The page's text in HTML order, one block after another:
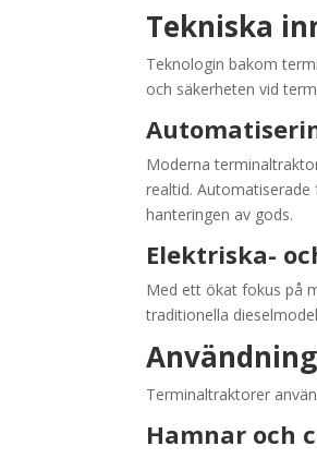
Tekniska
Teknologin bakom
och säkerheten vid
Moderna
realtid.
hanteringen av gods.
Elektriska-
Med ett ökat fokus på
traditionella
Terminaltraktorer
Hamnar och